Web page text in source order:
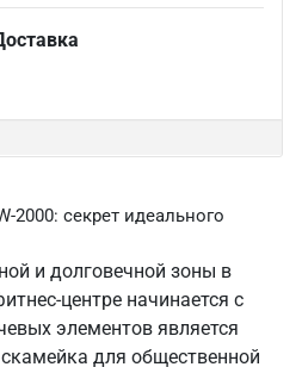
2000: секрет идеального
и долговечной зоны в
центре начинается с
элементов является
для общественной